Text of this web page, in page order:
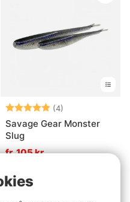
Betyg: (4)
Savage Gear Monster
Slug
fr. 105 kr